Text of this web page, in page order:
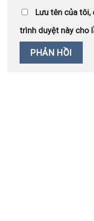
Lưu tên của tôi,
trình duyệt này cho